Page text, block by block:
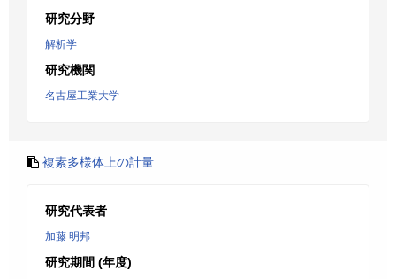
研究分野
解析学
研究機関
名古屋工業大学
複素多様体上の計量
研究代表者
加藤 明邦
研究期間 (年度)